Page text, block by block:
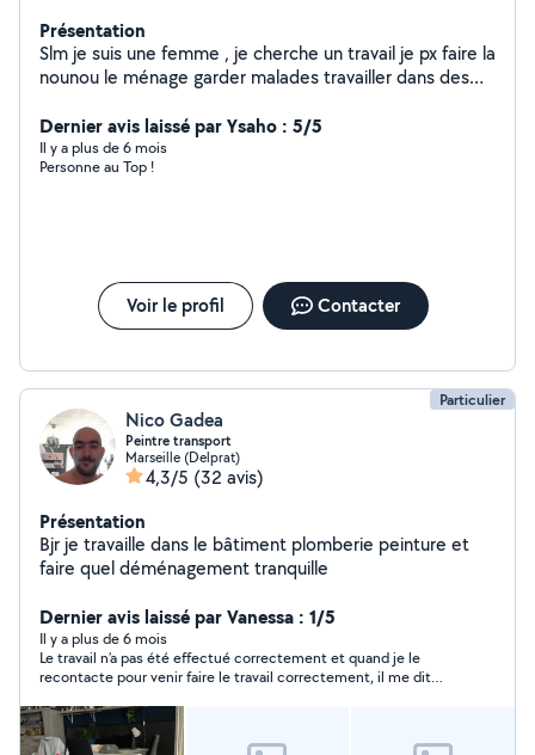
Présentation
Slm je suis une femme , je cherche un travail je px faire la
nounou le ménage garder malades travailler dans des
pas à m'appeler
Dernier avis laissé par Ysaho : 5/5
Il y a plus de 6 mois
Personne au Top !
Voir le profil Contacter
Particulier
Nico Gadea
Peintre transport
Marseille (Delprat)
4,3/5 (32 avis)
Présentation
Bjr je travaille dans le bâtiment plomberie peinture et
faire quel déménagement tranquille
Dernier avis laissé par Vanessa : 1/5
Il y a plus de 6 mois
Le travail n’a pas été effectué correctement et quand je le
recontacte pour venir faire le travail correctement, il me dit
messages sur l’application, ni aux sms ni aux appels. Je ne
recommande surtout pas.